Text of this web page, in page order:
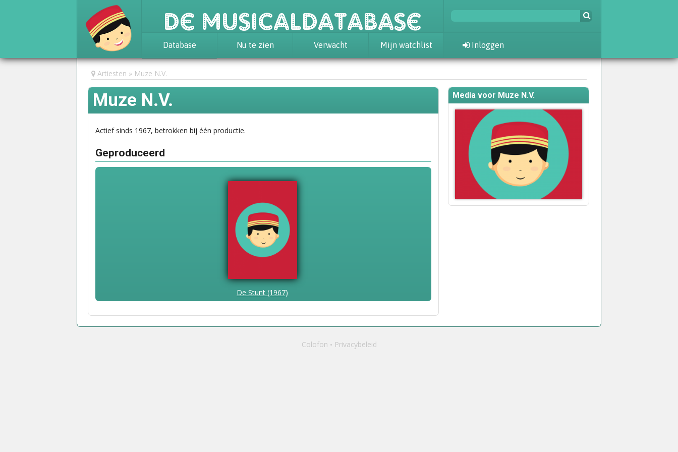
De Musicaldatabase
Database
Achtergrond
Awards
Statistieken
Nu te zien Verwacht Mijn watchlist Inloggen
Artiesten Muze N.V.
Muze N.V.
Actief sinds 1967, betrokken bij één productie.
Geproduceerd
De Stunt (1967)
Media voor Muze N.V.
Colofon Privacybeleid